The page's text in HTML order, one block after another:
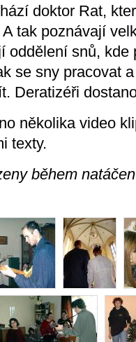
doktor Rat,
tak poznávají
oddělení snů,
se sny pracovat
Deratizéři
několika video
texty.
během